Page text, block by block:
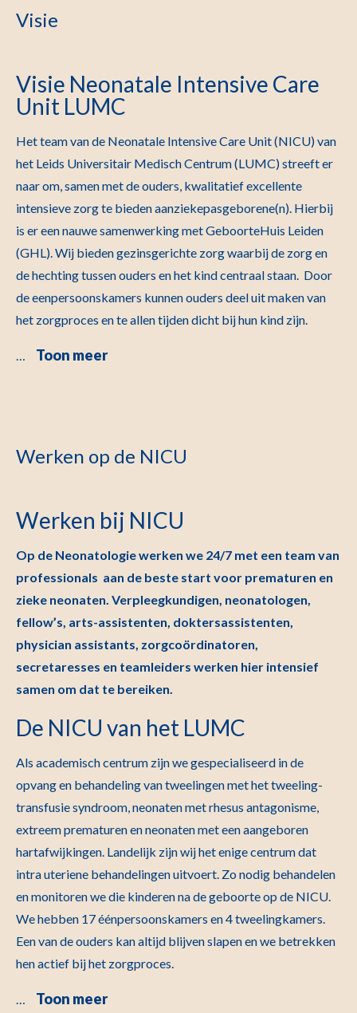
Visie
Visie Neonatale Intensive Care
Unit LUMC
Het team van de Neonatale Intensive Care Unit (NICU) van
het Leids Universitair Medisch Centrum (LUMC) streeft er
naar om, samen met de ouders, kwalitatief excellente
intensieve zorg te bieden aanziekepasgeborene(n). Hierbij
is er een nauwe samenwerking met GeboorteHuis Leiden
(GHL). Wij bieden gezinsgerichte zorg waarbij de zorg en
de hechting tussen ouders en het kind centraal staan. Door
de eenpersoonskamers kunnen ouders deel uit maken van
het zorgproces en te allen tijden dicht bij hun kind zijn.
… Toon meer
Werken op de NICU
Werken bij NICU
Op de Neonatologie werken we 24/7 met een team van
professionals aan de beste start voor prematuren en
zieke neonaten. Verpleegkundigen, neonatologen,
fellow’s, arts-assistenten, doktersassistenten,
physician assistants, zorgcoördinatoren,
secretaresses en teamleiders werken hier intensief
samen om dat te bereiken.
De NICU van het LUMC
Als academisch centrum zijn we gespecialiseerd in de
opvang en behandeling van tweelingen met het tweeling-
transfusie syndroom, neonaten met rhesus antagonisme,
extreem prematuren en neonaten met een aangeboren
hartafwijkingen. Landelijk zijn wij het enige centrum dat
intra uteriene behandelingen uitvoert. Zo nodig behandelen
en monitoren we die kinderen na de geboorte op de NICU.
We hebben 17 éénpersoonskamers en 4 tweelingkamers.
Een van de ouders kan altijd blijven slapen en we betrekken
hen actief bij het zorgproces.
… Toon meer